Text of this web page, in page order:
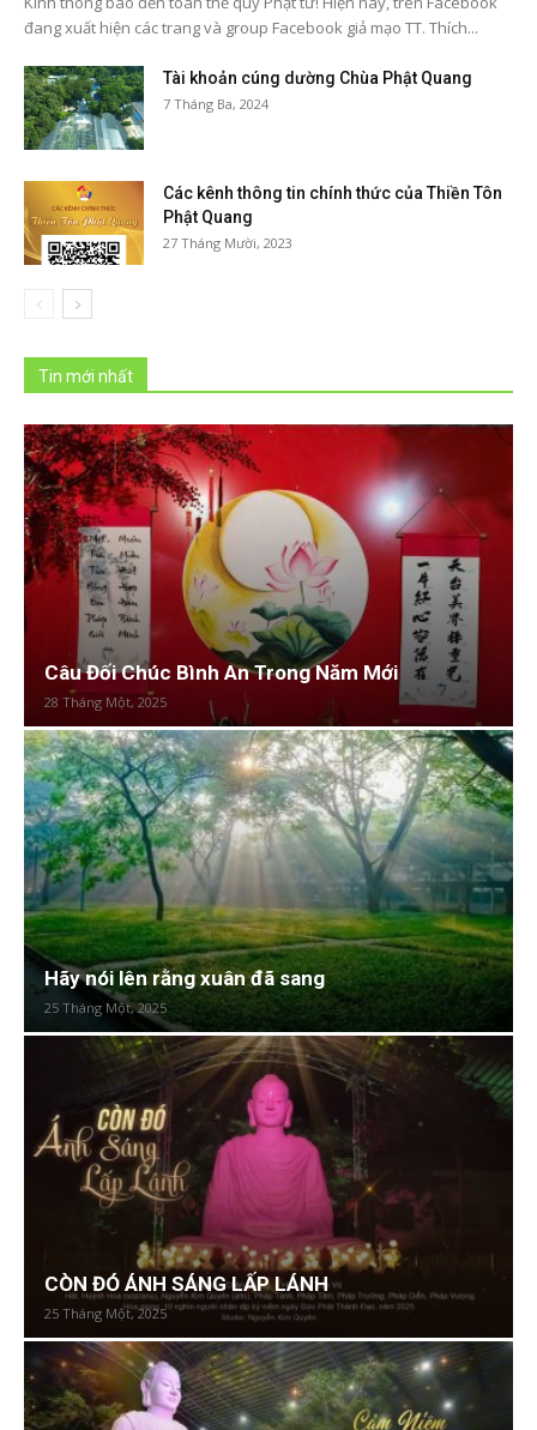
đang xuất hiện các trang và group Facebook giả mạo TT. Thích...
Tài khoản cúng dường Chùa Phật Quang
7 Tháng Ba, 2024
Các kênh thông tin chính thức của Thiền Tôn
Phật Quang
27 Tháng Mười, 2023
Tin mới nhất
Câu Đối Chúc Bình An Trong Năm Mới
28 Tháng Một, 2025
Hãy nói lên rằng xuân đã sang
25 Tháng Một, 2025
CÒN ĐÓ ÁNH SÁNG LẤP LÁNH
25 Tháng Một, 2025